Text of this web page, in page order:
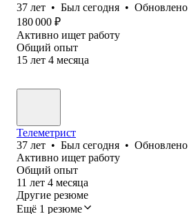
37 лет • Был сегодня • Обновлено
180 000 ₽
Активно ищет работу
Общий опыт
15 лет 4 месяца
Телеметрист
37 лет • Был сегодня • Обновлено
Активно ищет работу
Общий опыт
11 лет 4 месяца
Другие резюме
Ещё 1 резюме